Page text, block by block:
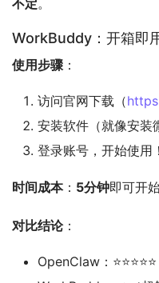
不定。
WorkBuddy：开箱即
使用步骤：
访问官网下载（
安装软件（就像安装
登录账号，开始使用！
时间成本： 5分钟即可开
对比结论：
OpenClaw：